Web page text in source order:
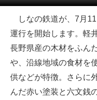
メディア
注目記事を集めた総合ペ
ITの今と未来を見通す
スマホと通信の最新トレ
進化するPCとデバイスの
しなの鉄道が、7月
運行を開始します。軽
長野県産の木材をふん
や、沿線地域の食材を
供などが特徴。さらに
んだ赤い塗装と六文銭